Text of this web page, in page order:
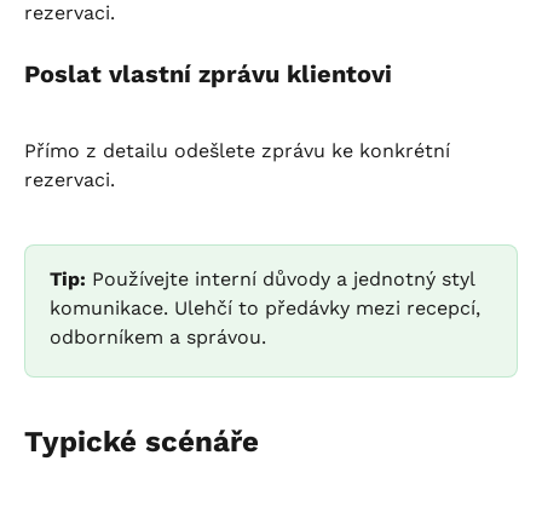
rezervaci.
Poslat vlastní zprávu klientovi
Přímo z detailu odešlete zprávu ke konkrétní
rezervaci.
Tip: Používejte interní důvody a jednotný styl
komunikace. Ulehčí to předávky mezi recepcí,
odborníkem a správou.
Typické scénáře